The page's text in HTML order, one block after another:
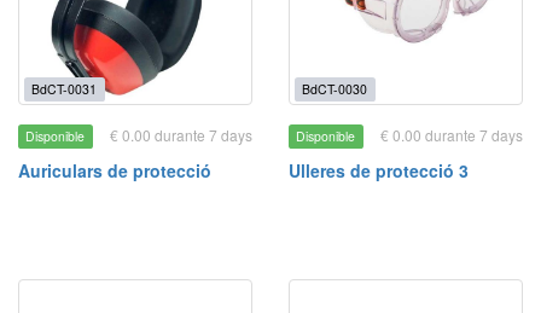
BdCT-0031
Disponible € 0.00 durante 7 days
Auriculars de protecció
BdCT-0030
Disponible € 0.00 durante 7 days
Ulleres de protecció 3